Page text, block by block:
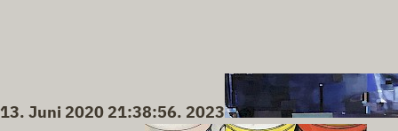
13. Juni 2020 21:38:56. 2023